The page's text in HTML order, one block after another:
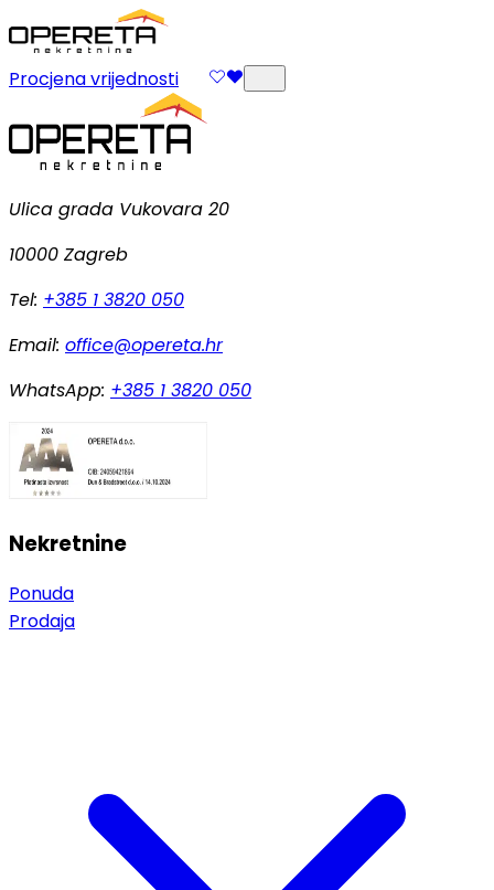
Procjena vrijednosti
Ulica grada Vukovara 20
10000 Zagreb
Tel: +385 1 3820 050
Email: office@opereta.hr
WhatsApp: +385 1 3820 050
Nekretnine
Ponuda
Prodaja